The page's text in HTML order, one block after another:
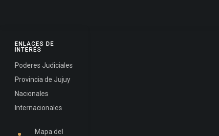
ENLACES DE
INTERÉS
Poderes Judiciales
Provincia de Jujuy
Nacionales
Internacionales
Mapa del